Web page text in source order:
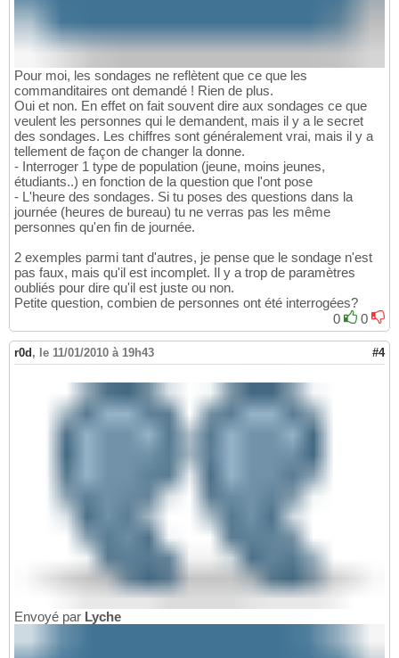
Pour moi, les sondages ne reflètent que ce que les
commanditaires ont demandé ! Rien de plus.
Oui et non. En effet on fait souvent dire aux sondages ce que
veulent les personnes qui le demandent, mais il y a le secret
des sondages. Les chiffres sont généralement vrai, mais il y a
tellement de façon de changer la donne.
- Interroger 1 type de population (jeune, moins jeunes,
étudiants..) en fonction de la question que l'ont pose
- L'heure des sondages. Si tu poses des questions dans la
journée (heures de bureau) tu ne verras pas les même
personnes qu'en fin de journée.
2 exemples parmi tant d'autres, je pense que le sondage n'est
pas faux, mais qu'il est incomplet. Il y a trop de paramètres
oubliés pour dire qu'il est juste ou non.
Petite question, combien de personnes ont été interrogées?
0
0
r0d , le 11/01/2010 à 19h43 #4
Envoyé par Lyche